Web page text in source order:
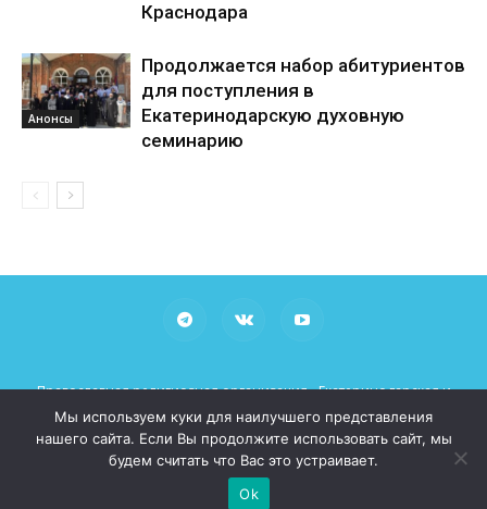
Краснодара
Анонсы
Продолжается набор абитуриентов
для поступления в
Екатеринодарскую духовную
семинарию
Православная религиозная организация «Екатеринодарская и
Кубанская Епархия Русской Православной Церкви (Московский
Патриархат)»
При использовании материалов просьба указывать рабочие
ссылки на сайт mitropoliakuban.ru
© 2026 Все права защищены
Мы используем куки для наилучшего представления
нашего сайта. Если Вы продолжите использовать сайт, мы
будем считать что Вас это устраивает.
Ok